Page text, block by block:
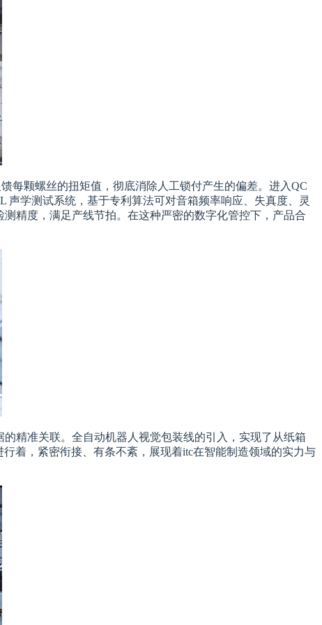
每颗螺丝的扭矩值，彻底消除人工锁付产生的偏差。进入QC
学测试系统，基于专利算法可对音箱频率响应、失真度、灵
精度，满足产线节拍。在这种严密的数字化管控下，产品合
精准关联。全自动机器人视觉包装线的引入，实现了从纸箱
着，紧密衔接、有条不紊，展现着itc在智能制造领域的实力与